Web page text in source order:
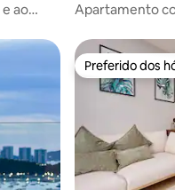
e ao
Apartamento
Preferido dos
Preferido dos